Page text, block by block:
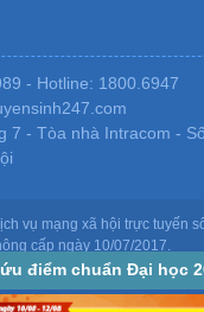
- Hotline: 1800.6947
7 - Tòa nhà Intracom -
vụ mạng xã hội trực tuyến
cấp ngày 10/07/2017.
dục: MST-0106478082
điểm chuẩn Đại học